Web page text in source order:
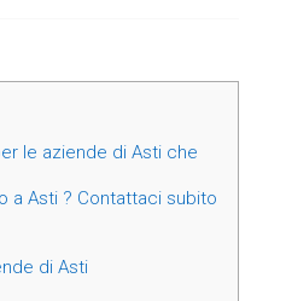
le aziende di Asti che
a Asti ? Contattaci subito
di Asti